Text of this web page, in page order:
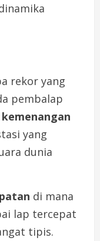
rekor yang
pembalap
yang
dunia
di mana
lap tercepat
tipis.